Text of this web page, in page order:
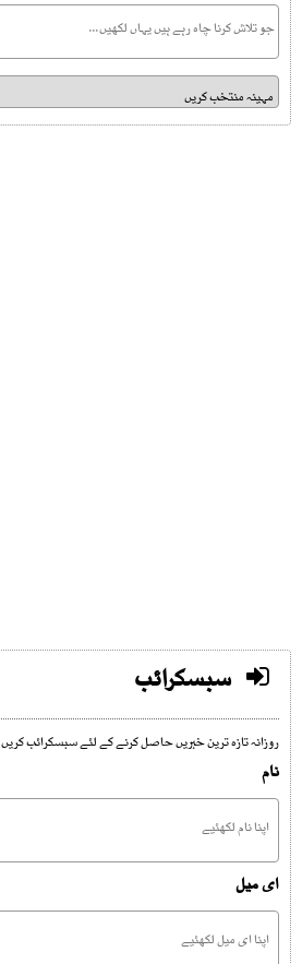
سبسکرائب
روزانہ تازہ ترین خبریں حاصل کرنے کے لئے سبسکرائب کریں
نام
ای میل